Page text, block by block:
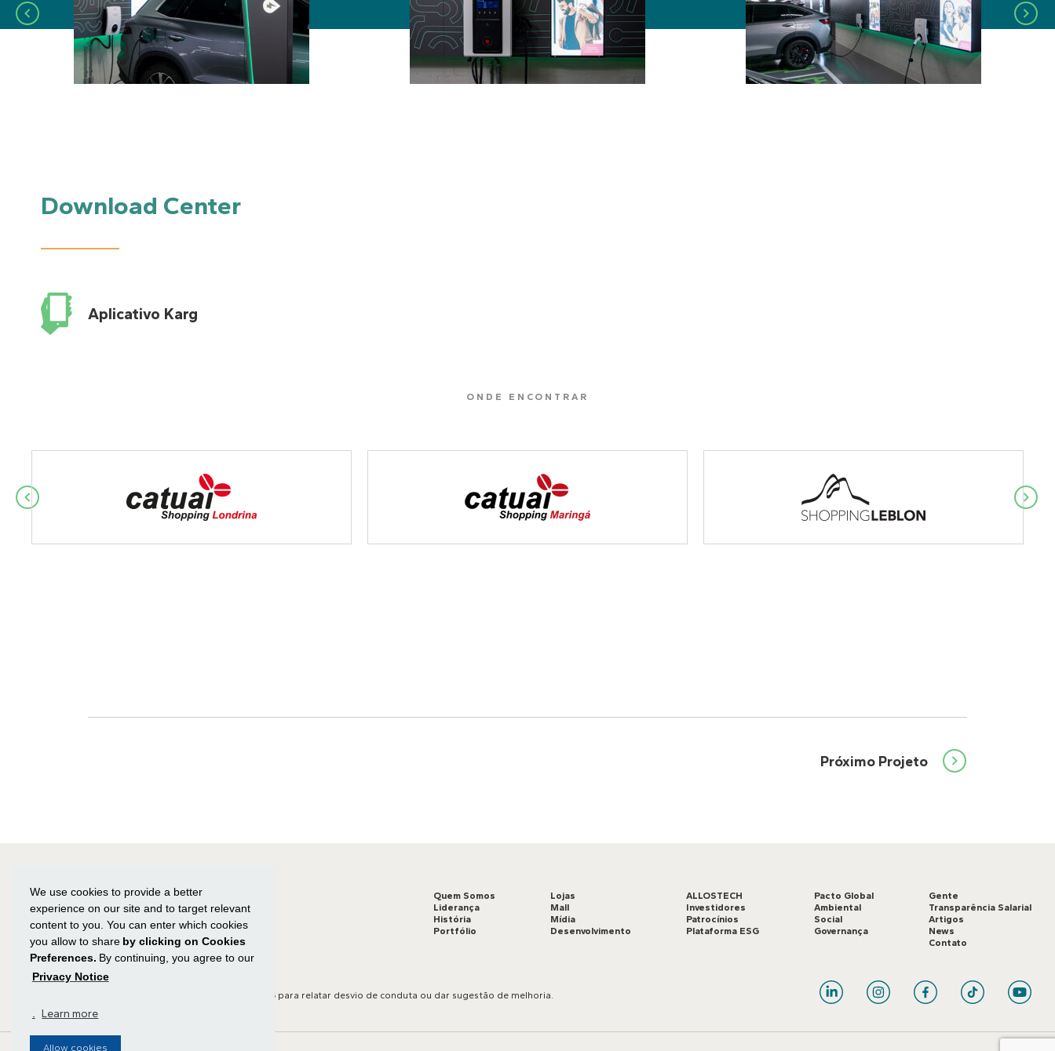
We use cookies to provide a better
experience on our site and to target relevant
content to you. You can enter which cookies
you allow to share by clicking on Cookies
Preferences. By continuing, you agree to our
Privacy Notice
. Learn more
Allow cookies
Download Center
Aplicativo Karg
ONDE ENCONTRAR
Próximo Projeto
Quem Somos
Liderança
História
Portfólio
Lojas
Mall
Mídia
Desenvolvimento
ALLOSTECH
Investidores
Patrocínios
Plataforma ESG
Pacto Global
Ambiental
Social
Governança
Gente
Transparência Salarial
Artigos
News
Contato
0800 591 8825 para relatar desvio de conduta ou dar sugestão de melhoria.